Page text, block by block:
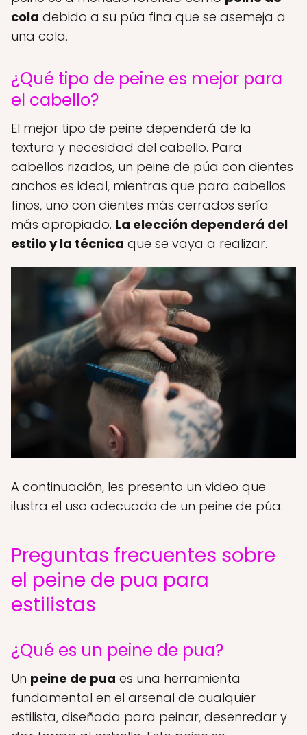
cola debido a su púa fina que se asemeja a
una cola.
¿Qué tipo de peine es mejor para
el cabello?
El mejor tipo de peine dependerá de la
textura y necesidad del cabello. Para
cabellos rizados, un peine de púa con dientes
anchos es ideal, mientras que para cabellos
finos, uno con dientes más cerrados sería
más apropiado. La elección dependerá del
estilo y la técnica que se vaya a realizar.
A continuación, les presento un video que
ilustra el uso adecuado de un peine de púa:
Preguntas frecuentes sobre
el peine de pua para
estilistas
¿Qué es un peine de pua?
Un peine de pua es una herramienta
fundamental en el arsenal de cualquier
estilista, diseñada para peinar, desenredar y